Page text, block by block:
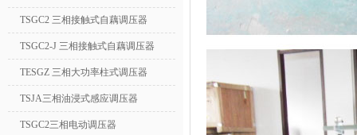
TSGC2 三相接触式自藕调压器
TSGC2-J 三相接触式自藕调压器
TESGZ 三相大功率柱式调压器
TSJA三相油浸式感应调压器
TSGC2三相电动调压器